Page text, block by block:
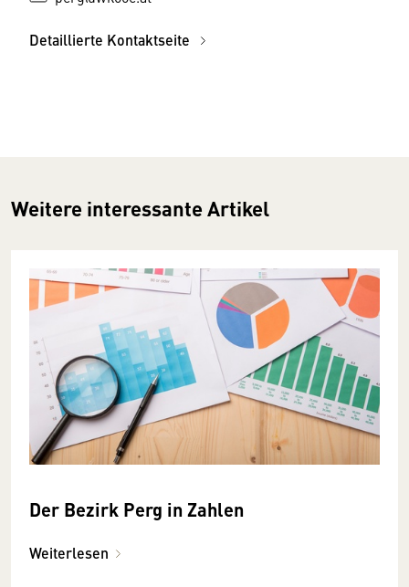
Detaillierte Kontaktseite
Weitere interessante Artikel
Der Bezirk Perg in Zahlen
Weiterlesen